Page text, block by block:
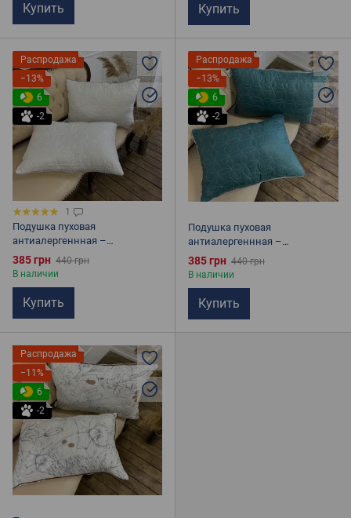
Купить Купить
Распродажа
−13%
6
-2
1
Подушка пуховая
антиалергеннная –
Антиалергенный заменитель
лебединого пуха, 50х70 см,
385 грн 440 грн
В наличии
Купить
Распродажа
−13%
6
-2
Подушка пуховая
антиалергеннная –
Антиалергенный заменитель
лебединого пуха, 50х70 см,
385 грн 440 грн
В наличии
Купить
Распродажа
−11%
6
-2